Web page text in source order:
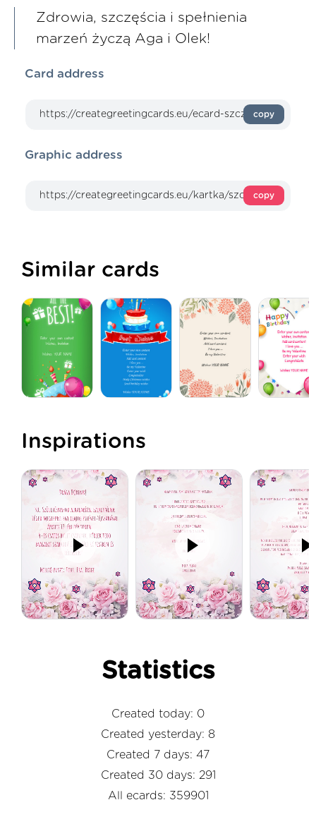
Zdrowia, szczęścia i spełnienia
marzeń życzą Aga i Olek!
Card address
copy
Graphic address
copy
Similar cards
Inspirations
Statistics
Created today: 0
Created yesterday: 8
Created 7 days: 47
Created 30 days: 291
All ecards: 359901